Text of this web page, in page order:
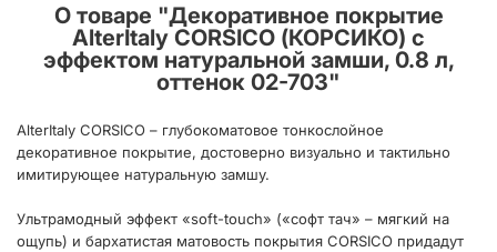
О товаре "Декоративное покрытие
AlterItaly CORSICO (КОРСИКО) с
эффектом натуральной замши, 0.8 л,
оттенок 02-703"
AlterItaly CORSICO – глубокоматовое тонкослойное
декоративное покрытие, достоверно визуально и тактильно
имитирующее натуральную замшу.
Ультрамодный эффект «soft-touch» («софт тач» – мягкий на
ощупь) и бархатистая матовость покрытия CORSICO придадут